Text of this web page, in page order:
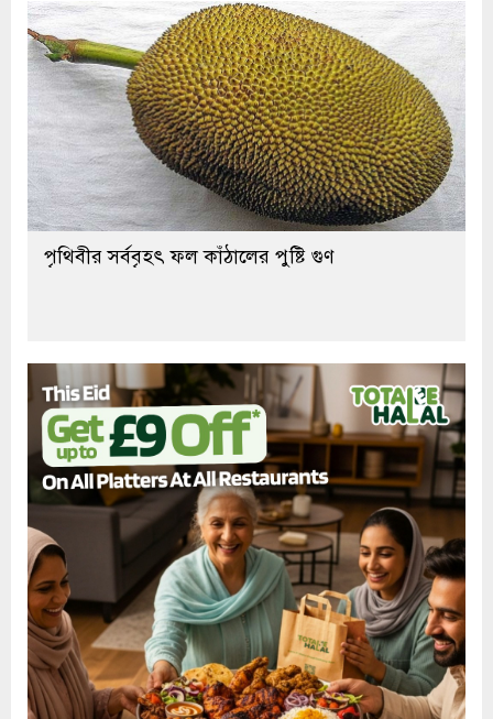
পৃথিবীর সর্ববৃহৎ ফল কাঁঠালের পুষ্টি গুণ